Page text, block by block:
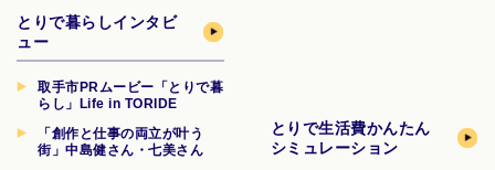
とりで暮らしインタビ
ュー
取手市PRムービー「とりで暮
らし」Life in TORIDE
「創作と仕事の両立が叶う
街」中島健さん・七美さん
とりで生活費かんたん
シミュレーション